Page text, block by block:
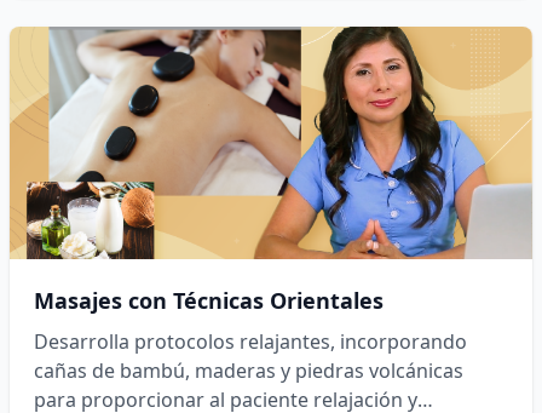
Masajes con Técnicas Orientales
Desarrolla protocolos relajantes, incorporando
cañas de bambú, maderas y piedras volcánicas
para proporcionar al paciente relajación y